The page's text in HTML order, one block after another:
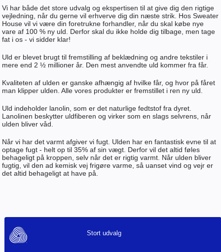
Vi har både det store udvalg og ekspertisen til at give dig den rigtige
vejledning, når du gerne vil erhverve dig din næste strik. Hos Sweater
House vil vi være din foretrukne forhandler, når du skal købe nye
vare af 100 % ny uld. Derfor skal du ikke holde dig tilbage, men tage
fat i os - vi sidder klar!
Uld er blevet brugt til fremstilling af beklædning og andre tekstiler i
mere end 2 ½ millioner år. Den mest anvendte uld kommer fra får.
Kvaliteten af ulden er ganske afhængig af hvilke får, og hvor på fåret
man klipper ulden. Alle vores produkter er fremstillet i ren ny uld.
Uld indeholder lanolin, som er det naturlige fedtstof fra dyret.
Lanolinen beskytter uldfiberen og virker som en slags selvrens, når
ulden bliver våd.
Når vi har det varmt afgiver vi fugt. Ulden har en fantastisk evne til at
optage fugt - helt op til 35% af sin vægt. Derfor vil det altid føles
behageligt på kroppen, selv når det er rigtig varmt. Når ulden bliver
fugtig, vil den ad kemisk vej frigøre varme, så uanset vind og vejr er
det altid behageligt at have på.
Stort udvalg